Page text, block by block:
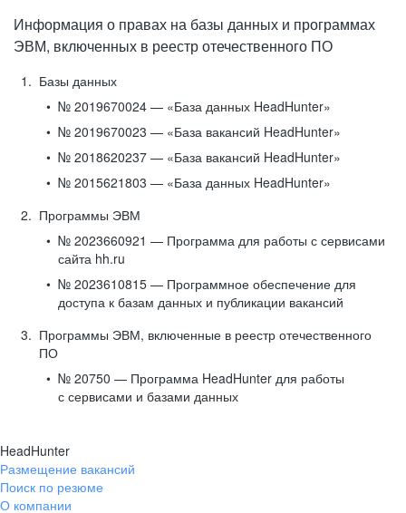
Информация о правах на базы данных и программах
ЭВМ, включенных в реестр отечественного ПО
Базы данных
№ 2019670024 — «База данных HeadHunter»
№ 2019670023 — «База вакансий HeadHunter»
№ 2018620237 — «База вакансий HeadHunter»
№ 2015621803 — «База данных HeadHunter»
Программы ЭВМ
№ 2023660921 — Программа для работы с сервисами
сайта hh.ru
№ 2023610815 — Программное обеспечение для
доступа к базам данных и публикации вакансий
Программы ЭВМ, включенные в реестр отечественного
ПО
№ 20750 — Программа HeadHunter для работы
с сервисами и базами данных
HeadHunter
Размещение вакансий
Поиск по резюме
О компании